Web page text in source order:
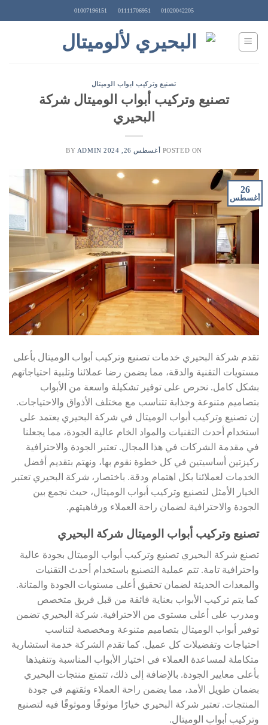
to
content
01020042205
01111706951
01007196151
تصنيع وتركيب ابواب الوميتال
تصنيع وتركيب أبواب الوميتال شركة
البحيري
POSTED ON أغسطس 26, 2024 BY
ADMIN
26
أغسطس
تقدم شركة البحيري خدمات تصنيع وتركيب أبواب الوميتال بأعلى
مستويات التقنية والدقة، مما يضمن رضا عملائنا وتلبية احتياجاتهم
بشكل كامل. نحرص على توفير تشكيلة واسعة من الأبواب
بتصاميم متنوعة وجذابة تتناسب مع مختلف الأذواق والاحتياجات.
إن تصنيع وتركيب أبواب الوميتال في شركة البحيري يعتمد على
استخدام أحدث التقنيات والمواد الخام عالية الجودة، مما يجعلنا
في مقدمة الشركات في هذا المجال. تعتبر الجودة والاحترافية
ركيزتين أساسيتين في كل خطوة نقوم بها، ونهتم بتقديم أفضل
الخدمات لعملائنا بكل اهتمام ودقة. باختصار، شركة البحيري تعتبر
الخيار الأمثل لتصنيع وتركيب أبواب الوميتال، حيث نجمع بين
الجودة والاحترافية لضمان راحة العملاء ورفاهيتهم.
تصنيع وتركيب أبواب الوميتال شركة البحيري
تصنع شركة البحيري تصنيع وتركيب أبواب الوميتال بجودة عالية
واحترافية تامة. تتم عملية التصنيع باستخدام أحدث التقنيات
والمعدات الحديثة لضمان تحقيق أعلى مستويات الجودة والمتانة.
كما يتم تركيب الأبواب بعناية فائقة من قبل فريق متخصص
ومدرب على أعلى مستوى من الاحترافية. شركة البحيري تضمن
توفير أبواب الوميتال بتصاميم متنوعة ومخصصة لتناسب
احتياجات وتفضيلات كل عميل. كما تقدم الشركة خدمة استشارية
متكاملة لمساعدة العملاء في اختيار الأبواب المناسبة وتنفيذها
بأعلى معايير الجودة. بالإضافة إلى ذلك، تتمتع منتجات البحيري
بضمان طويل الأمد، مما يضمن راحة العملاء وثقتهم في جودة
المنتجات. تعتبر شركة البحيري خيارًا موثوقًا وموثوقًا فيه لتصنيع
وتركيب أبواب الوميتال.